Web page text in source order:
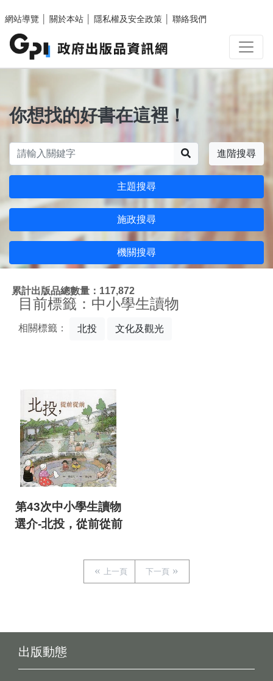
網站導覽
關於本站 隱私權及安全政策 聯絡我們
你想找的好書在這裡！
進階搜尋
主題搜尋
施政搜尋
機關搜尋
累計出版品總數量：117,872
目前標籤：中小學生讀物
相關標籤： 北投 文化及觀光
第43次中小學生讀物
選介-北投，從前從前
上一頁 下一頁
出版動態